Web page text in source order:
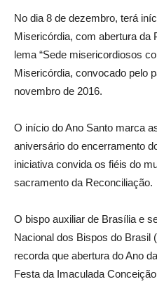
No dia 8 de dezembro, terá
Misericórdia, com abertura da
lema “Sede misericordiosos
Misericórdia, convocado pelo
novembro de 2016.
O início do Ano Santo marca
aniversário do encerramento
iniciativa convida os fiéis do
sacramento da Reconciliação.
O bispo auxiliar de Brasília e
Nacional dos Bispos do Brasil
recorda que abertura do Ano
Festa da Imaculada